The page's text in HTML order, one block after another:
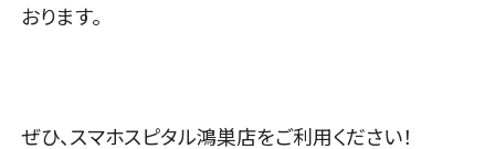
おります。
ぜひ、スマホスピタル鴻巣店をご利用ください！